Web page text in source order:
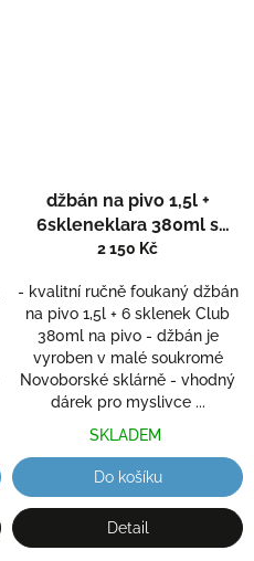
džbán na pivo 1,5l +
6skleneklara 380ml s
mysliveckou rytinou
dárek pro myslivce
2 150 Kč
- kvalitní ručně foukaný džbán
na pivo 1,5l + 6 sklenek Club
380ml na pivo - džbán je
vyroben v malé soukromé
Novoborské sklárně - vhodný
dárek pro myslivce ...
SKLADEM
Do košíku
Detail